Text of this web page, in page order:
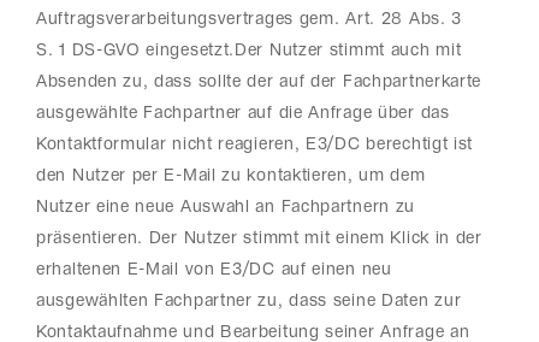
Auftragsverarbeitungsvertrages gem. Art. 28 Abs. 3
S. 1 DS-GVO eingesetzt.Der Nutzer stimmt auch mit
Absenden zu, dass sollte der auf der Fachpartnerkarte
ausgewählte Fachpartner auf die Anfrage über das
Kontaktformular nicht reagieren, E3/DC berechtigt ist
den Nutzer per E-Mail zu kontaktieren, um dem
Nutzer eine neue Auswahl an Fachpartnern zu
präsentieren. Der Nutzer stimmt mit einem Klick in der
erhaltenen E-Mail von E3/DC auf einen neu
ausgewählten Fachpartner zu, dass seine Daten zur
Kontaktaufnahme und Bearbeitung seiner Anfrage an